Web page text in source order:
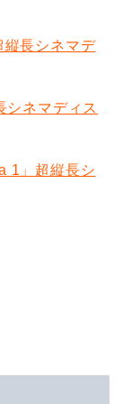
縦長シネマデ
シネマディス
1」超縦長シ